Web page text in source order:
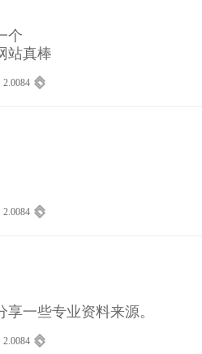
个
站真棒
2.0084
2.0084
一些专业资料来源。
2.0084